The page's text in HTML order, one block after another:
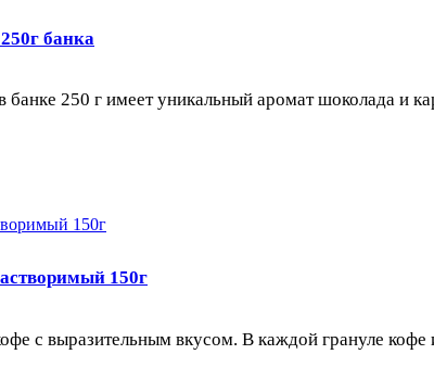
банка
250 г имеет уникальный аромат шоколада и
150г
с выразительным вкусом. В каждой грануле кофе